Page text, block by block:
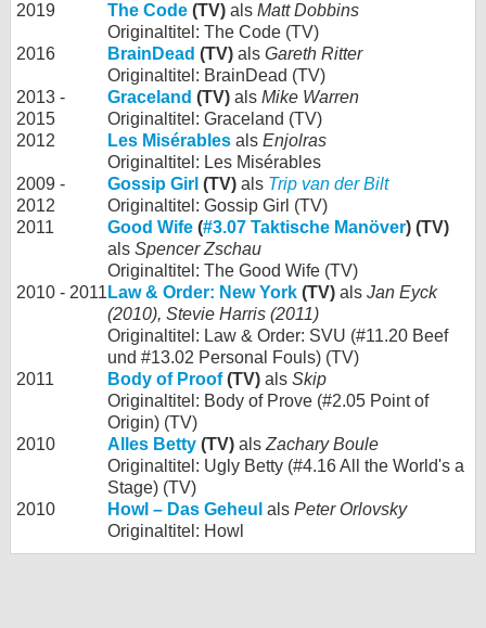
2019
The Code (TV) als Matt Dobbins
Originaltitel: The Code (TV)
2016
BrainDead (TV) als Gareth Ritter
Originaltitel: BrainDead (TV)
2013 -
2015
Graceland (TV) als Mike Warren
Originaltitel: Graceland (TV)
2012
Les Misérables als Enjolras
Originaltitel: Les Misérables
2009 -
2012
Gossip Girl (TV) als Trip van der Bilt
Originaltitel: Gossip Girl (TV)
2011
Good Wife (#3.07 Taktische Manöver) (TV)
als Spencer Zschau
Originaltitel: The Good Wife (TV)
2010 - 2011 Law & Order: New York (TV) als Jan Eyck
(2010), Stevie Harris (2011)
Originaltitel: Law & Order: SVU (#11.20 Beef
und #13.02 Personal Fouls) (TV)
2011
Body of Proof(TV) als Skip
Originaltitel: Body of Prove (#2.05 Point of
Origin) (TV)
2010
Alles Betty (TV) als Zachary Boule
Originaltitel: Ugly Betty (#4.16 All the World's a
Stage) (TV)
2010
Howl – Das Geheul als Peter Orlovsky
Originaltitel: Howl